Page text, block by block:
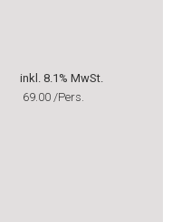
inkl. 8.1% MwSt.
69.00 /Pers.